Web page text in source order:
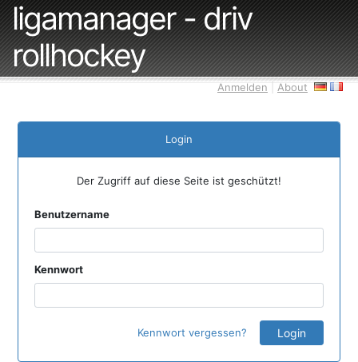
ligamanager - driv
rollhockey
Anmelden About
Login
Der Zugriff auf diese Seite ist geschützt!
Benutzername
Kennwort
Kennwort vergessen? Login